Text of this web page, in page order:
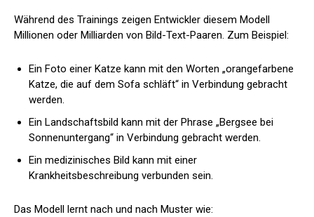
Während des Trainings zeigen Entwickler diesem Modell
Millionen oder Milliarden von Bild-Text-Paaren. Zum Beispiel:
Ein Foto einer Katze kann mit den Worten „orangefarbene
Katze, die auf dem Sofa schläft“ in Verbindung gebracht
werden.
Ein Landschaftsbild kann mit der Phrase „Bergsee bei
Sonnenuntergang“ in Verbindung gebracht werden.
Ein medizinisches Bild kann mit einer
Krankheitsbeschreibung verbunden sein.
Das Modell lernt nach und nach Muster wie: